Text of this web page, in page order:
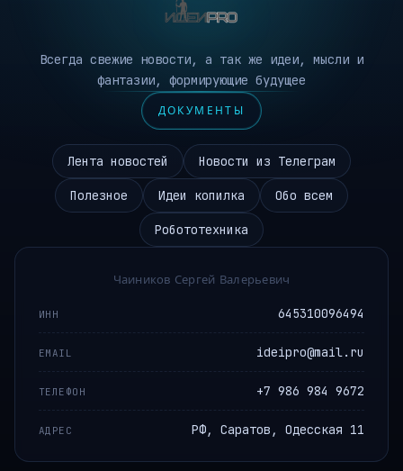
Всегда свежие новости, а так же идеи, мысли и
фантазии, формирующие будущее
ДОКУМЕНТЫ
Лента новостей Новости из Телеграм
Полезное Идеи копилка Обо всем
Робототехника
Чаиников Сергей Валерьевич
ИНН 645310096494
EMAIL ideipro@mail.ru
ТЕЛЕФОН +7 986 984 9672
АДРЕС РФ, Саратов, Одесская 11